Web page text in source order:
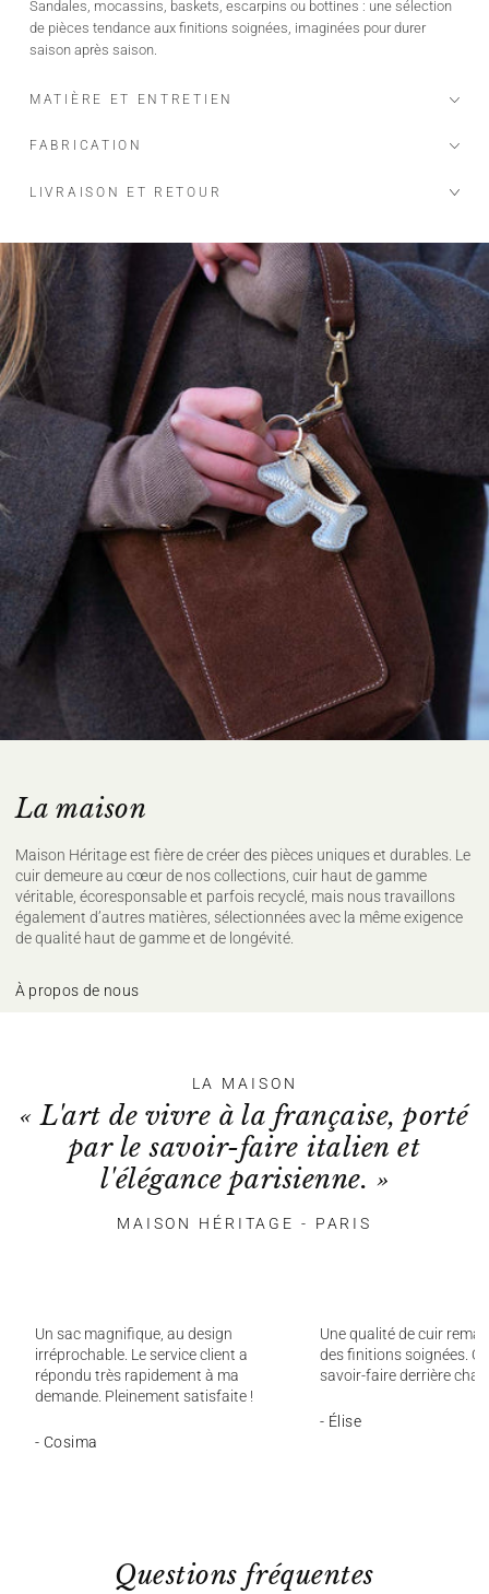
Sandales, mocassins, baskets, escarpins ou bottines : une sélection
de pièces tendance aux finitions soignées, imaginées pour durer
saison après saison.
MATIÈRE ET ENTRETIEN
FABRICATION
LIVRAISON ET RETOUR
La maison
Maison Héritage est fière de créer des pièces uniques et durables. Le
cuir demeure au cœur de nos collections, cuir haut de gamme
véritable, écoresponsable et parfois recyclé, mais nous travaillons
également d’autres matières, sélectionnées avec la même exigence
de qualité haut de gamme et de longévité.
À propos de nous
LA MAISON
« L'art de vivre à la française, porté
par le savoir-faire italien et
l'élégance parisienne. »
MAISON HÉRITAGE - PARIS
Un sac magnifique, au design
irréprochable. Le service client a
répondu très rapidement à ma
demande. Pleinement satisfaite !
- Cosima
Une qualité de cuir
des finitions soignées.
savoir-faire derrière
- Élise
Questions fréquentes